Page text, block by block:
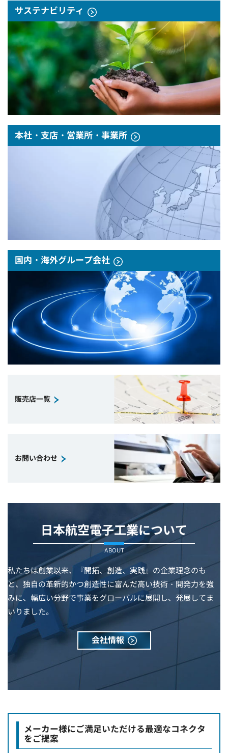
サステナビリティ
本社・支店・営業所・事業所
国内・海外グループ会社
販売店一覧
お問い合わせ
日本航空電子工業について
ABOUT
私たちは創業以来、『開拓、創造、実践』の企業理念のも
と、独自の革新的かつ創造性に富んだ高い技術・開発力を強
みに、幅広い分野で事業をグローバルに展開し、発展してま
いりました。
会社情報
メーカー様にご満足いただける最適なコネクタ
をご提案